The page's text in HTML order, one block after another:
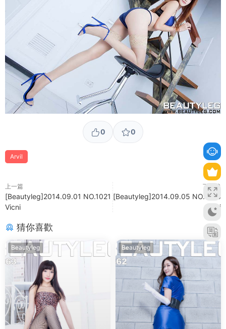
0 0
Arvil
上一篇
[Beautyleg]2014.09.01 NO.1021
Vicni
下一篇
[Beautyleg]2014.09.05 NO.1023
Miki
猜你喜歡
Beautyleg Beautyleg